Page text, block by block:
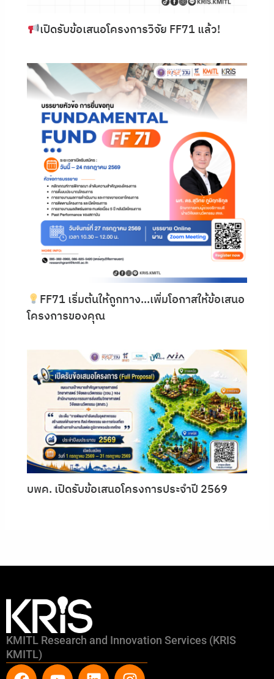
เปิดรับข้อเสนอโครงการวิจัย FF71 แล้ว!
FF71 เริ่มต้นให้ถูกทาง…เพิ่มโอกาสให้ข้อเสนอ
โครงการของคุณ
บพค. เปิดรับข้อเสนอโครงการประจำปี 2569
KMITL Research and Innovation Services (KRIS
KMITL)
F Y L I